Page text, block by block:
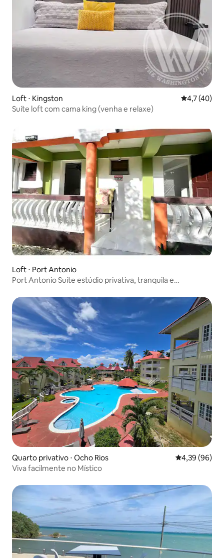
Loft ⋅ Kingston 4,7 de uma
4,7 (40)
Suíte loft com cama king (venha e relaxe)
Loft ⋅ Port Antonio
Port Antonio Suíte estúdio privativa, tranquila e
Quarto privativo ⋅ Ocho Rios 4,39 de uma
4,39 (96)
Viva facilmente no Místico